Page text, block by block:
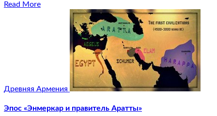
Read More
Древняя Армения
Эпос «Энмеркар и правитель Аратты»